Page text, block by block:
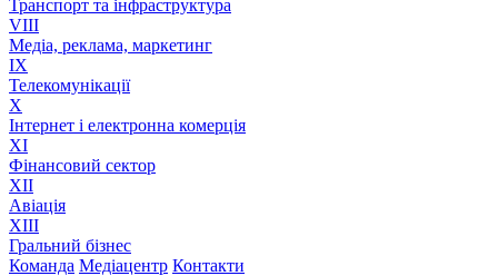
Транспорт та інфраструктура
VIII
Медіа, реклама, маркетинг
IX
Телекомунікації
X
Інтернет і електронна комерція
XI
Фінансовий сектор
XII
Авіація
XIII
Гральний бізнес
Команда Медіацентр Контакти